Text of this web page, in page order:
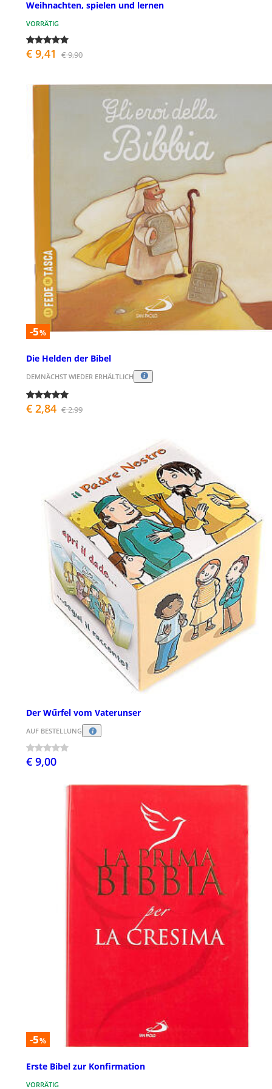
Weihnachten, spielen und lernen
VORRÄTIG
€ 9,41 € 9,90
-5%
Die Helden der Bibel
DEMNÄCHST WIEDER ERHÄLTLICH
€ 2,84 € 2,99
Der Wűrfel vom Vaterunser
AUF BESTELLUNG
€ 9,00
-5%
Erste Bibel zur Konfirmation
VORRÄTIG